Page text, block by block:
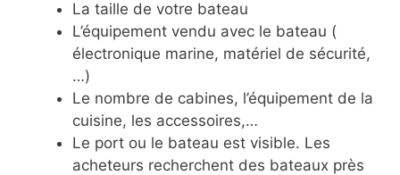
La taille de votre bateau
L’équipement vendu avec le bateau (
électronique marine, matériel de sécurité,
…)
Le nombre de cabines, l’équipement de la
cuisine, les accessoires,…
Le port ou le bateau est visible. Les
acheteurs recherchent des bateaux près